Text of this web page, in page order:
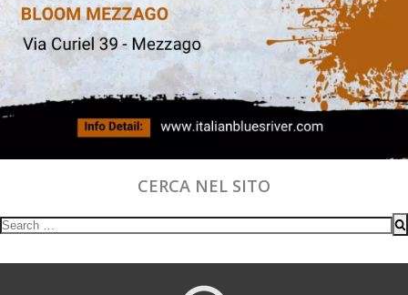
CERCA NEL SITO
Search